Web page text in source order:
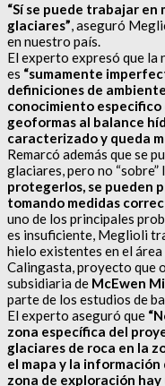
“Sí se puede trabajar
glaciares”, aseguró
en nuestro país.
El experto expresó que la
es “sumamente
definiciones de
conocimiento especifico
geoformas al balance
caracterizado y queda
Remarcó además que se
glaciares, pero no “sobre”
protegerlos, se pueden
tomando medidas
uno de los principales
es insuficiente, Meglioli
hielo existentes en el
Calingasta, proyecto que
subsidiaria de McEwen
parte de los estudios de
El experto aseguró que
zona específica del
glaciares de roca en la
el mapa y la
zona de exploración